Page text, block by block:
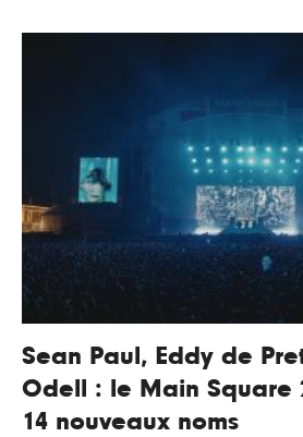
Sean Paul, Eddy de
Odell : le Main Square
14 nouveaux noms